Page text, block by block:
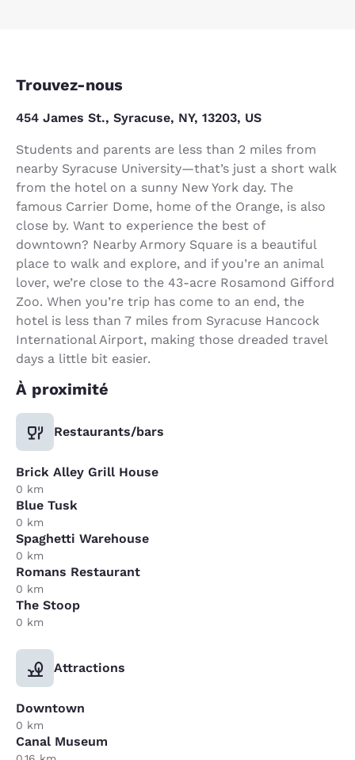
Trouvez-nous
454 James St., Syracuse, NY, 13203, US
Students and parents are less than 2 miles from
nearby Syracuse University—that’s just a short walk
from the hotel on a sunny New York day. The
famous Carrier Dome, home of the Orange, is also
close by. Want to experience the best of
downtown? Nearby Armory Square is a beautiful
place to walk and explore, and if you’re an animal
lover, we’re close to the 43-acre Rosamond Gifford
Zoo. When you’re trip has come to an end, the
hotel is less than 7 miles from Syracuse Hancock
International Airport, making those dreaded travel
days a little bit easier.
À proximité
Restaurants/bars
Brick Alley Grill House
0 km
Blue Tusk
0 km
Spaghetti Warehouse
0 km
Romans Restaurant
0 km
The Stoop
0 km
Attractions
Downtown
0 km
Canal Museum